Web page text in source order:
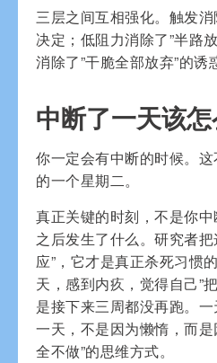
三层之间互相强化。触发消
决定；低阻力消除了”半路
消除了”干脆全部放弃”的诱
中断了一天该
你一定会有中断的时候。
的一个星期二。
真正关键的时刻，不是你
之后发生了什么。研究者
应”，它才是真正杀死习惯
天，感到内疚，觉得自己”
是接下来三周都没再跑。
一天，不是因为懒惰，而
全不做”的思维方式。